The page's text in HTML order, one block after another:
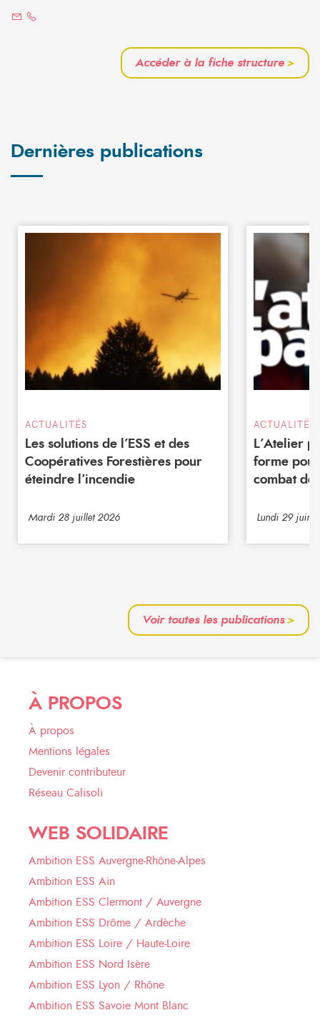
Accéder à la fiche structure>
Dernières publications
ACTUALITÉS
Les solutions de l’ESS et des
Coopératives Forestières pour
éteindre l’incendie
Mardi 28 juillet 2026
ACTUALITÉS
L’Atelier
forme
combat de
Lundi 29 juin
Voir toutes les publications>
À PROPOS
À propos
Mentions légales
Devenir contributeur
Réseau Calisoli
WEB SOLIDAIRE
Ambition ESS Auvergne-Rhône-Alpes
Ambition ESS Ain
Ambition ESS Clermont / Auvergne
Ambition ESS Drôme / Ardèche
Ambition ESS Loire / Haute-Loire
Ambition ESS Nord Isère
Ambition ESS Lyon / Rhône
Ambition ESS Savoie Mont Blanc